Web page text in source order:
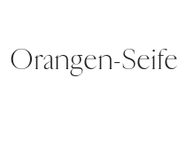
Orangen-Seife